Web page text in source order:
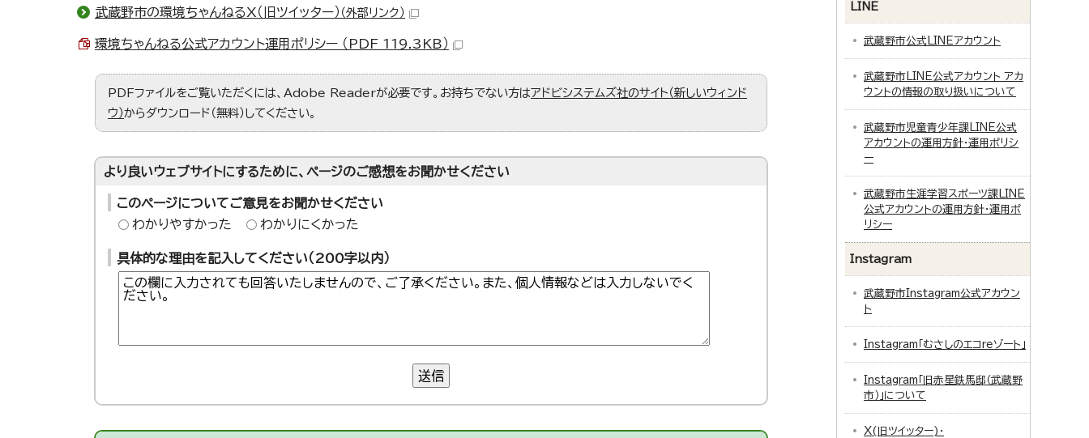
武蔵野市の環境ちゃんねるX（旧ツイッター） （外部リンク）
環境ちゃんねる公式アカウント運用ポリシー （PDF 119.3KB）
PDFファイルをご覧いただくには、Adobe Readerが必要です。お持ちでない方はアドビシステムズ社のサイト（新しいウィンド
ウ）からダウンロード（無料）してください。
より良いウェブサイトにするために、ページのご感想をお聞かせください
このページについてご意見をお聞かせください
わかりやすかった
わかりにくかった
具体的な理由を記入してください（200字以内）
送信
LINE
武蔵野市公式LINEアカウント
武蔵野市LINE公式アカウント アカ
ウントの情報の取り扱いについて
武蔵野市児童青少年課LINE公式
アカウントの運用方針・運用ポリシ
ー
武蔵野市生涯学習スポーツ課LINE
公式アカウントの運用方針・運用ポ
リシー
Instagram
武蔵野市Instagram公式アカウン
ト
Instagram「むさしのエコreゾート」
Instagram「旧赤星鉄馬邸（武蔵野
市）」について
X(旧ツイッター)・